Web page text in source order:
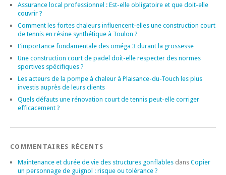
Assurance local professionnel : Est-elle obligatoire et que doit-elle
couvrir ?
Comment les fortes chaleurs influencent-elles une construction court
de tennis en résine synthétique à Toulon ?
L’importance fondamentale des oméga 3 durant la grossesse
Une construction court de padel doit-elle respecter des normes
sportives spécifiques ?
Les acteurs de la pompe à chaleur à Plaisance-du-Touch les plus
investis auprès de leurs clients
Quels défauts une rénovation court de tennis peut-elle corriger
efficacement ?
COMMENTAIRES RÉCENTS
Maintenance et durée de vie des structures gonflables dans Copier
un personnage de guignol : risque ou tolérance ?